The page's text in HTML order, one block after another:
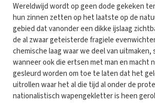
Wereldwijd wordt op geen dode gekeken
hun zinnen zetten op het laatste op de
gebied dat vanonder een dikke ijslaag
de al zwaar geteisterde fragiele
chemische laag waar we deel van uitmaken,
wanneer ook die ertsen met man en macht
gesleurd worden om toe te laten dat het
uitrollen waar het al die tijd al onder de
nationalistisch wapengekletter is heen